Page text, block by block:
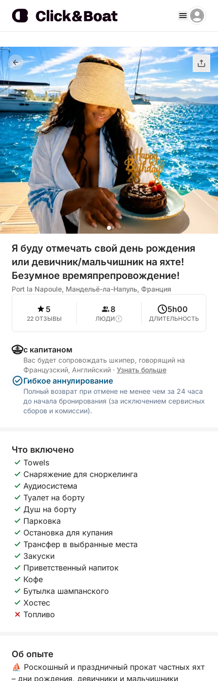
Я буду отмечать свой день рождения
или девичник/мальчишник на яхте!
Безумное времяпрепровождение!
Port la Napoule, Мандельё-ла-Напуль, Франция
5
22 ОТЗЫВЫ
8
ЛЮДИ
5h00
ДЛИТЕЛЬНОСТЬ
с капитаном
Вас будет сопровождать шкипер, говорящий на
Французский, Английский · Узнать больше
Гибкое аннулирование
Полный возврат при отмене не менее чем за 24 часа
до начала бронирования (за исключением сервисных
сборов и комиссии).
Что включено
Towels
Снаряжение для сноркелинга
Аудиосистема
Туалет на борту
Душ на борту
Парковка
Остановка для купания
Трансфер в выбранные места
Закуски
Приветственный напиток
Кофе
Бутылка шампанского
Хостес
Топливо
Об опыте
⛵ Роскошный и праздничный прокат частных яхт
– дни рождения, девичники и мальчишники